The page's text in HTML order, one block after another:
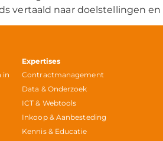
vertaald naar doelstellingen
in
Expertises
Contractmanagement
Data & Onderzoek
ICT & Webtools
Inkoop & Aanbesteding
Kennis & Educatie